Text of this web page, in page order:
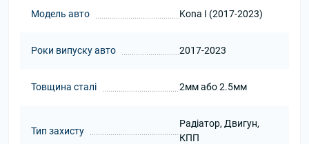
Модель авто Kona I (2017-2023)
Роки випуску авто 2017-2023
Товщина сталі 2мм або 2.5мм
Тип захисту
Радіатор, Двигун,
КПП